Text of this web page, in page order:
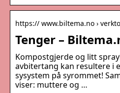
https:// www.biltema.no ›
Tenger –
Kompostgjerde og litt
avbitertang kan resultere i
sysystem på syrommet!
viser: muttere og …